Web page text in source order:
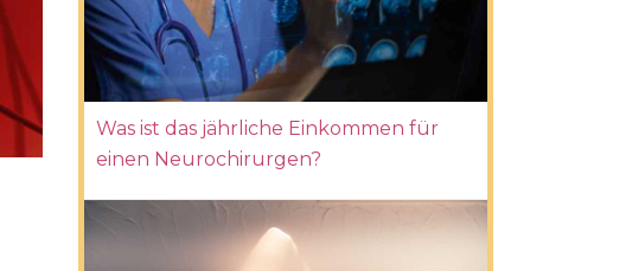
Was ist das jährliche Einkommen für
einen Neurochirurgen?